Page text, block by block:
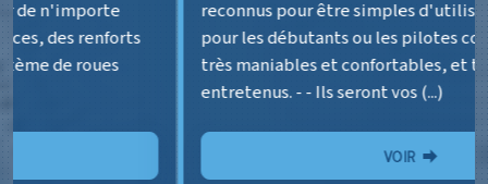
reconnus pour être simples d'utilisation, que ce soit
pour les débutants ou les pilotes confirmés. Ils sont
très maniables et confortables, et très bien
entretenus. - - Ils seront vos (...)